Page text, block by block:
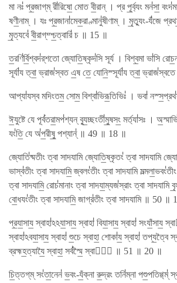
মা নঃ॑ প্র॒জাগ্​ম্ রী॑রিষো॒ মোত বী॒রান্ । প্র পূ॒র্ব্যং মন॑সা॒
ষণী॒নাম্ । যঃ প্র॒জানা॑মেক॒রাণ্মানু॑ষীণাম্ । মৃ॒ত্যুং-যঁ॑জে
মৃ॒ত্যবে॑ বী॒রাগ্​ম্শ্চ॒ত্বারি॑ চ ॥ 15 ॥
ত॒রণি॑র্বি॒শ্বদ॑র্​শতো জ্যোতি॒ষ্কৃদ॑সি সূর্য । বিশ্ব॒মা ভা॑সি
সূর্যা॑য ত্বা॒ ভ্রাজ॑স্বত এ॒ষ তে॒ যোনি॒স্সূর্যা॑য ত্বা॒
আপ্যা॑যস্ব মদিংতম॒ সোম॒ বিশ্বা॑ভিরূ॒তিভিঃ॑ । ভবা॑
ঈ॒যুষ্টে যে পূর্ব॑তরা॒মপ॑শ্যন্ ব্যু॒চ্ছংতী॑মু॒ষসং॒ মর্ত্যা॑সঃ ।
যং॑তি॒ যে অ॑প॒রীষু॒ পশ্যান্॑ ॥ 49 ॥ 18 ॥
জ্যোতি॑ষ্মতীং ত্বা সাদযামি জ্যোতি॒ষ্কৃতং॑ ত্বা সাদযামি
ভাস্ব॑তীং ত্বা সাদযামি॒ জ্বলং॑তীং ত্বা সাদযামি
ত্বা সাদযামি॒ রোচ॑মানাং ত্বা সাদযা॒ম্যজ॑স্রাং ত্বা সাদযামি
বো॒ধযং॑তীং ত্বা সাদযামি॒ জাগ্র॑তীং ত্বা সাদযামি ॥ 50 ॥
প্র॒যা॒সায॒ স্বাহা॑ঽঽযা॒সায॒ স্বাহা॑ বিযা॒সায॒ স্বাহা॑ সং​যাঁ॒সায॒
স্বাহা॑ঽবযা॒সায॒ স্বাহা॑ শু॒চে স্বাহা॒ শোকা॑য॒ স্বাহা॑
ব্রহ্মহ॒ত্যাযৈ॒ স্বাহা॒ সর্ব॑স্মৈ॒ স্বাহা᳚ ॥ 51 ॥ 20 ॥
চি॒ত্তগ্​ম্ সং॑তা॒নেন॑ ভ॒বং-যঁ॒ক্না রু॒দ্রং তনি॑ম্না পশু॒পতিগ্গ্​ম্॑